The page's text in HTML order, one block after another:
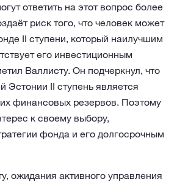
ответить на этот вопрос более
риск того, что человек может
II ступени, который наилучшим
его инвестиционным
Валлисту. Он подчеркнул, что
Эстонии II ступень является
финансовых резервов. Поэтому
к своему выбору,
фонда и его долгосрочным
ожидания активного управления